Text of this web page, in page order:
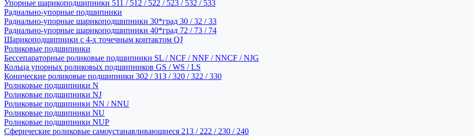
Упорные шарикоподшипники 511 / 512 / 522 / 523 / 532 / 533
Радиально-упорные подшипники
Радиально-упорные шарикоподшипники 30*град 30 / 32 / 33
Радиально-упорные шарикоподшипники 40*град 72 / 73 / 74
Шарикоподшипники с 4-х точечным контактом QJ
Роликовые подшипники
Бессепараторные роликовые подшипники SL / NCF / NNF / NNCF / NJG
Кольца упорных роликовых подшипников GS / WS / LS
Конические роликовые подшипники 302 / 313 / 320 / 322 / 330
Роликовые подшипники N
Роликовые подшипники NJ
Роликовые подшипники NN / NNU
Роликовые подшипники NU
Роликовые подшипники NUP
Сферические роликовые самоустанавливающиеся 213 / 222 / 230 / 240